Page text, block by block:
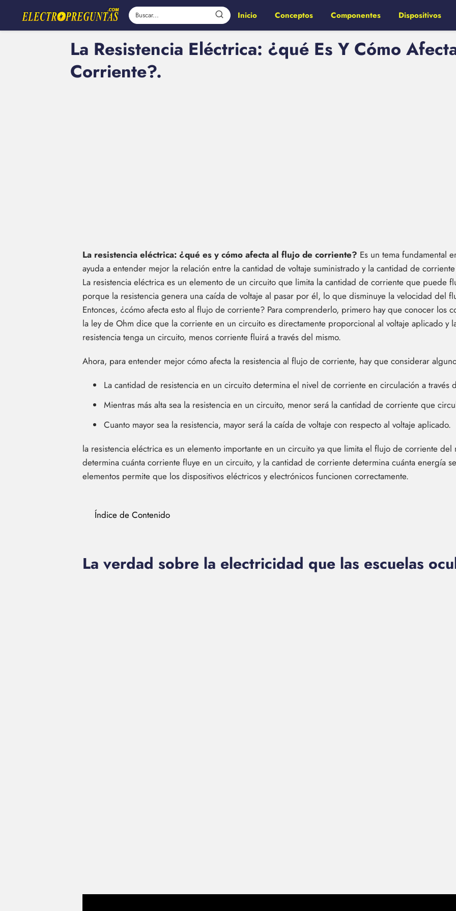
Inicio Conceptos Componentes Dispositivos
La Resistencia Eléctrica: ¿qué Es Y Cómo
Corriente?.
La resistencia eléctrica: ¿qué es y cómo afecta al flujo de corriente? Es un tema fundamental
ayuda a entender mejor la relación entre la cantidad de voltaje suministrado y la cantidad de
La resistencia eléctrica es un elemento de un circuito que limita la cantidad de corriente que puede
porque la resistencia genera una caída de voltaje al pasar por él, lo que disminuye la velocidad del
Entonces, ¿cómo afecta esto al flujo de corriente? Para comprenderlo, primero hay que conocer los
la ley de Ohm dice que la corriente en un circuito es directamente proporcional al voltaje aplicado y
resistencia tenga un circuito, menos corriente fluirá a través del mismo.
Ahora, para entender mejor cómo afecta la resistencia al flujo de corriente, hay que considerar
La cantidad de resistencia en un circuito determina el nivel de corriente en circulación a través
Mientras más alta sea la resistencia en un circuito, menor será la cantidad de corriente que
Cuanto mayor sea la resistencia, mayor será la caída de voltaje con respecto al voltaje aplicado.
la resistencia eléctrica es un elemento importante en un circuito ya que limita el flujo de corriente del
determina cuánta corriente fluye en un circuito, y la cantidad de corriente determina cuánta energía
elementos permite que los dispositivos eléctricos y electrónicos funcionen correctamente.
Índice de Contenido
La verdad sobre la electricidad que las escuelas